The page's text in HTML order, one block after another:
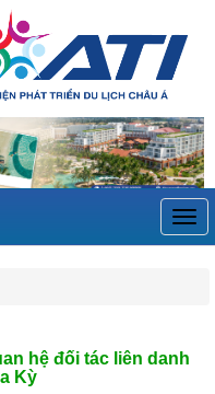
hệ đối tác liên danh
Kỳ